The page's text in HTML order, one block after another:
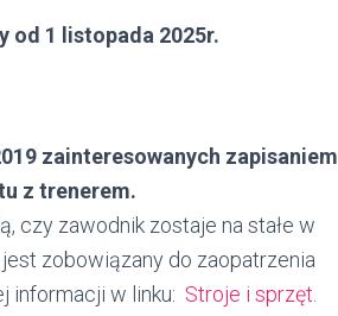
od 1 listopada 2025r.
zainteresowanych zapisaniem
z trenerem.
czy zawodnik zostaje na stałe w
zobowiązany do zaopatrzenia
informacji w linku: Stroje i sprzęt